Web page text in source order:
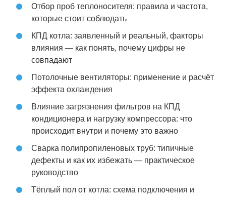
Отбор проб теплоносителя: правила и частота,
которые стоит соблюдать
КПД котла: заявленный и реальный, факторы
влияния — как понять, почему цифры не
совпадают
Потолочные вентиляторы: применение и расчёт
эффекта охлаждения
Влияние загрязнения фильтров на КПД
кондиционера и нагрузку компрессора: что
происходит внутри и почему это важно
Сварка полипропиленовых труб: типичные
дефекты и как их избежать — практическое
руководство
Тёплый пол от котла: схема подключения и